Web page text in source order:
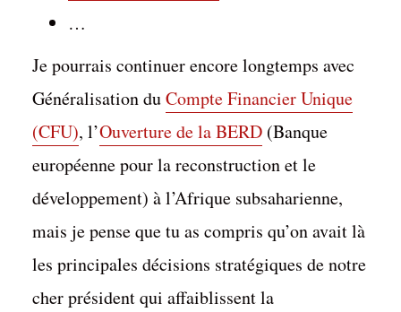
…
Je pourrais continuer encore longtemps avec
Généralisation duCompte Financier Unique
(CFU), l’Ouverture de la BERD(Banque
européenne pour la reconstruction et le
développement) à l’Afrique subsaharienne,
mais je pense que tu as compris qu’on avait là
les principales décisions stratégiques de notre
cher président qui affaiblissent la